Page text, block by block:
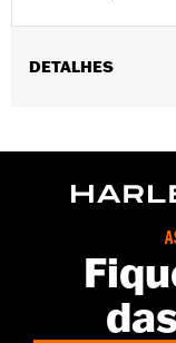
DETALHES
WARRANTY:1 year